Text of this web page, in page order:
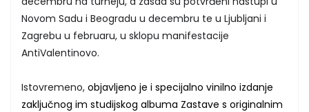
Novom Sadu i Beogradu u decembru te u Ljubljani i
Zagrebu u februaru, u sklopu manifestacije
AntiValentinovo.
Istovremeno, objavljeno je i specijalno vinilno izdanje
zaključnog im studijskog albuma Zastave s originalnim